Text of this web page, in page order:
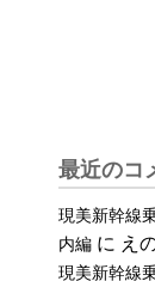
最近のコ
現美新幹線
内編 に え
現美新幹線